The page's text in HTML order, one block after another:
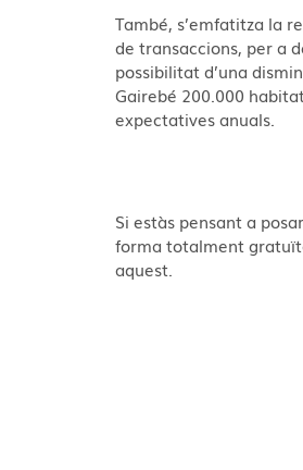
També, s’emfatitza la
de transaccions, per a
possibilitat d’una
Gairebé 200.000
expectatives anuals.
Si estàs pensant a
forma totalment
aquest.